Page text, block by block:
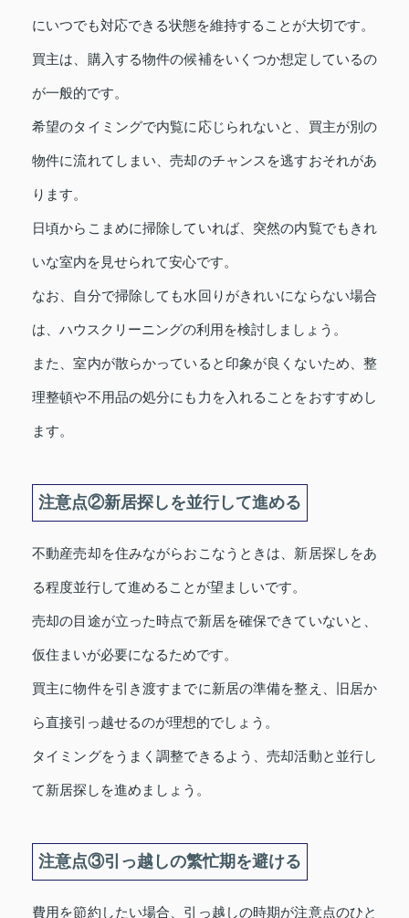
にいつでも対応できる状態を維持することが大切です。
買主は、購入する物件の候補をいくつか想定しているの
が一般的です。
希望のタイミングで内覧に応じられないと、買主が別の
物件に流れてしまい、売却のチャンスを逃すおそれがあ
ります。
日頃からこまめに掃除していれば、突然の内覧でもきれ
いな室内を見せられて安心です。
なお、自分で掃除しても水回りがきれいにならない場合
は、ハウスクリーニングの利用を検討しましょう。
また、室内が散らかっていると印象が良くないため、整
理整頓や不用品の処分にも力を入れることをおすすめし
ます。
注意点②新居探しを並行して進める
不動産売却を住みながらおこなうときは、新居探しをあ
る程度並行して進めることが望ましいです。
売却の目途が立った時点で新居を確保できていないと、
仮住まいが必要になるためです。
買主に物件を引き渡すまでに新居の準備を整え、旧居か
ら直接引っ越せるのが理想的でしょう。
タイミングをうまく調整できるよう、売却活動と並行し
て新居探しを進めましょう。
注意点③引っ越しの繁忙期を避ける
費用を節約したい場合、引っ越しの時期が注意点のひと